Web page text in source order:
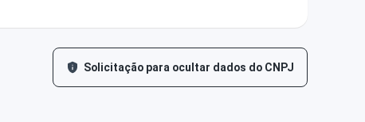
Solicitação para ocultar dados do CNPJ